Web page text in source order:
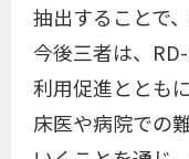
抽出することで
今後三者は、
利用促進ととも
床医や病院での